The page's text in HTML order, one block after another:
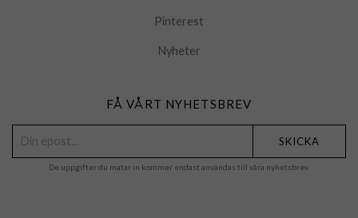
Pinterest
Nyheter
FÅ VÅRT NYHETSBREV
SKICKA
De uppgifter du matar in kommer endast användas till våra nyhetsbrev.